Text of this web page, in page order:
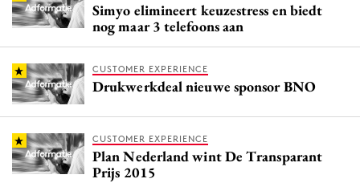
Simyo elimineert keuzestress en biedt
nog maar 3 telefoons aan
CUSTOMER EXPERIENCE
Drukwerkdeal nieuwe sponsor BNO
CUSTOMER EXPERIENCE
Plan Nederland wint De Transparant
Prijs 2015